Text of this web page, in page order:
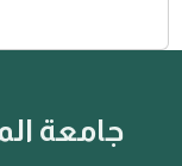
جامعة